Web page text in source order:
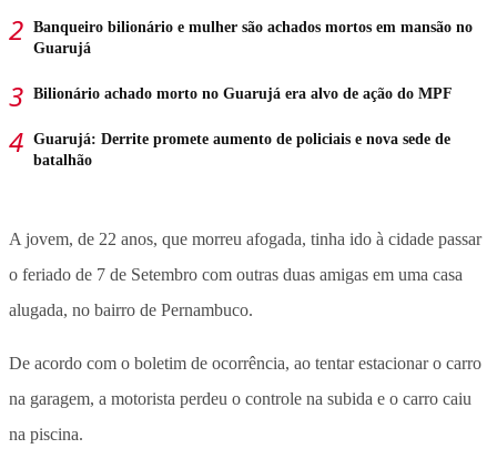
Banqueiro bilionário e mulher são achados mortos em mansão no
Guarujá
Bilionário achado morto no Guarujá era alvo de ação do MPF
Guarujá: Derrite promete aumento de policiais e nova sede de
batalhão
A jovem, de 22 anos, que morreu afogada, tinha ido à cidade passar
o feriado de 7 de Setembro com outras duas amigas em uma casa
alugada, no bairro de Pernambuco.
De acordo com o boletim de ocorrência, ao tentar estacionar o carro
na garagem, a motorista perdeu o controle na subida e o carro caiu
na piscina.